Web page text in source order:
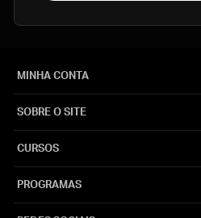
MINHA CONTA
SOBRE O SITE
CURSOS
PROGRAMAS